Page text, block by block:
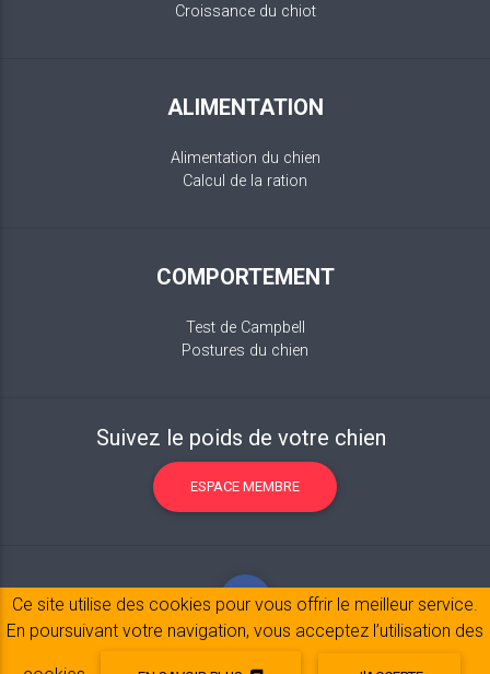
Croissance du chiot
ALIMENTATION
Alimentation du chien
Calcul de la ration
COMPORTEMENT
Test de Campbell
Postures du chien
Suivez le poids de votre chien
ESPACE MEMBRE
Ce site utilise des cookies pour vous offrir le meilleur service.
En poursuivant votre navigation, vous acceptez l’utilisation des